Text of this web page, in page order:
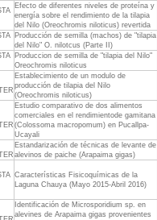
Efecto de diferentes niveles de proteína y
energía sobre el rendimiento de la tilapia
del Nilo (Oreochromis niloticus) revertida
Producción de semilla (machos) de "tilapia
del Nilo" O. nilotcus (Parte II)
Produccion de semilla de "tilapia del Nilo"
Oreochromis niloticus
Establecimiento de un modulo de
producción de tilapia del Nilo
(Oreochromis niloticus)
Estudio comparativo de dos alimentos
comerciales en el rendimientode gamitana
(Colossoma macropomum) en Pucallpa-
Ucayali
Estandarización de técnicas de levante de
alevinos de paiche (Arapaima gigas)
Características Fisicoquímicas de la
Laguna Chauya (Mayo 2015-Abril 2016)
Identificación de Microsporidium sp. en
alevines de Arapaima gigas provenientes